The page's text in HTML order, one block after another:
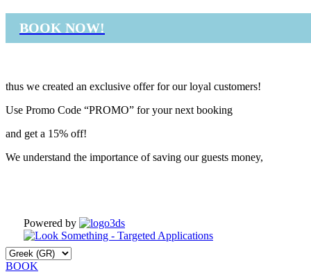
BOOK NOW!
thus we created an exclusive offer for our loyal customers!
Use Promo Code “PROMO” for your next booking
and get a 15% off!
We understand the importance of saving our guests money,
Powered by
BOOK